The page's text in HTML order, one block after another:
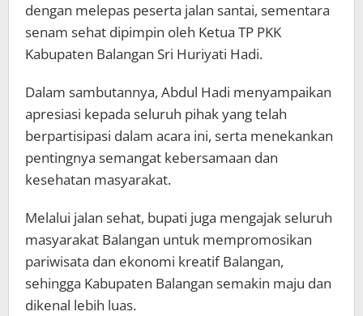
dengan melepas peserta jalan santai, sementara
senam sehat dipimpin oleh Ketua TP PKK
Kabupaten Balangan Sri Huriyati Hadi.
Dalam sambutannya, Abdul Hadi menyampaikan
apresiasi kepada seluruh pihak yang telah
berpartisipasi dalam acara ini, serta menekankan
pentingnya semangat kebersamaan dan
kesehatan masyarakat.
Melalui jalan sehat, bupati juga mengajak seluruh
masyarakat Balangan untuk mempromosikan
pariwisata dan ekonomi kreatif Balangan,
sehingga Kabupaten Balangan semakin maju dan
dikenal lebih luas.